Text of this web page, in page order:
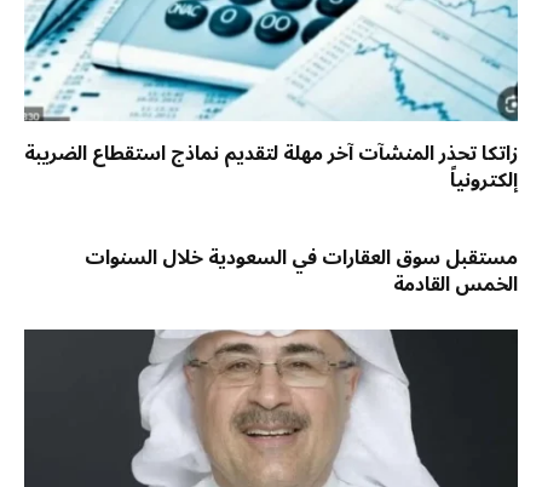
زاتكا تحذر المنشآت آخر مهلة لتقديم نماذج استقطاع الضريبة
إلكترونياً
مستقبل سوق العقارات في السعودية خلال السنوات
الخمس القادمة